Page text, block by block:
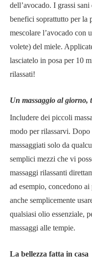
dell’avocado. I grassi
benefici soprattutto per la
mescolare l’avocado con
volete) del miele.
lasciatelo in posa per 10
rilassati!
Un massaggio al giorno,
Includere dei piccoli
modo per rilassarvi. Dopo
massaggiati solo da
semplici mezzi che vi
massaggi rilassanti
ad esempio, concedono
anche semplicemente
qualsiasi olio essenziale,
massaggi alle tempie.
La bellezza fatta in casa